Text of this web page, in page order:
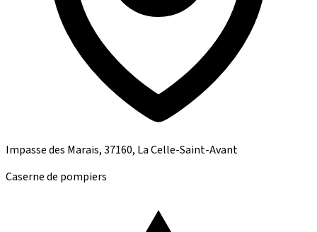
Impasse des Marais, 37160, La Celle-Saint-Avant
Caserne de pompiers